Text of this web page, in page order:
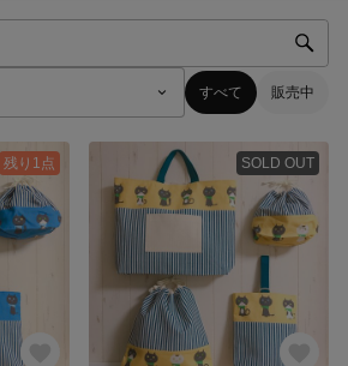
すべて 販売中
残り1点 SOLD OUT